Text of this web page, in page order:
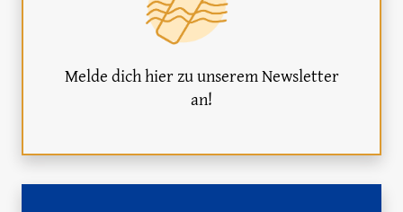
Melde dich hier zu unserem Newsletter
an!